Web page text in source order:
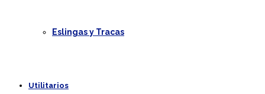
Eslingas y Tracas
Utilitarios